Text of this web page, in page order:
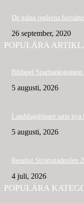
De galna reglerna
26 september, 2020
POPULÄRA
Bildspel
5 augusti, 2026
Landslagslöpare satte
5 augusti, 2026
Resultat Strömstadmilen
4 juli, 2026
POPULÄRA